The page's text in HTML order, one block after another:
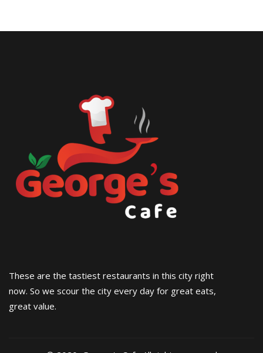
These are the tastiest restaurants in this city right
now. So we scour the city every day for great eats,
great value.